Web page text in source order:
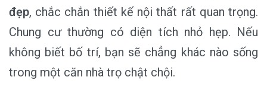
đẹp, chắc chắn thiết kế nội thất rất quan trọng.
Chung cư thường có diện tích nhỏ hẹp. Nếu
không biết bố trí, bạn sẽ chẳng khác nào sống
trong một căn nhà trọ chật chội.